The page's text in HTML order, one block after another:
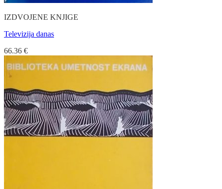
IZDVOJENE KNJIGE
Televizija danas
66.36 €